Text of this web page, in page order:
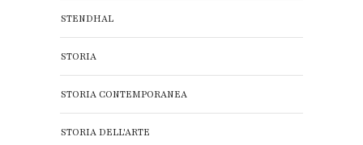
STENDHAL
STORIA
STORIA CONTEMPORANEA
STORIA DELL'ARTE